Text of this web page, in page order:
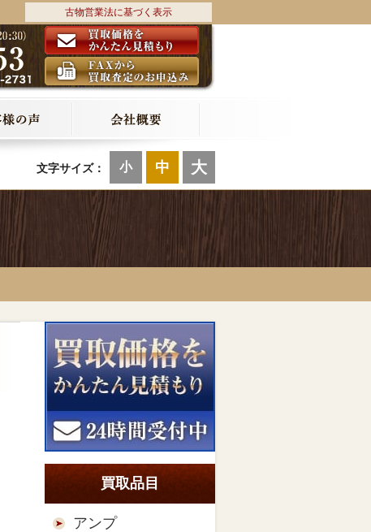
古物営業法に基づく表示
文字サイズ： 小 中 大
買取品目
アンプ